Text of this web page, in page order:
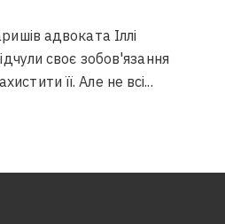
адвоката Іллі
своє зобов'язання
її. Але не всі...